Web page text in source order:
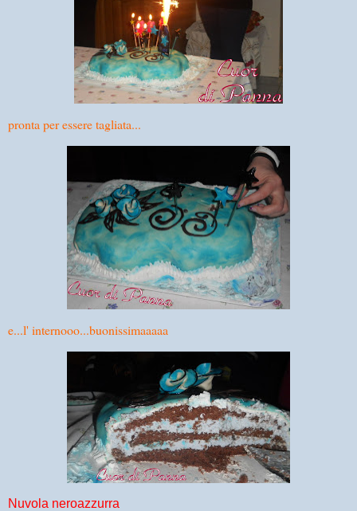
pronta per essere tagliata...
e...l' internooo...buonissimaaaaa
Nuvola neroazzurra